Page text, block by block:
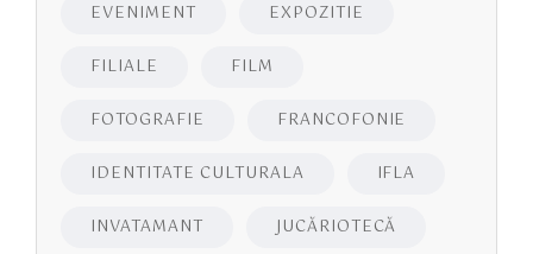
EVENIMENT EXPOZITIE
FILIALE FILM
FOTOGRAFIE FRANCOFONIE
IDENTITATE CULTURALA IFLA
INVATAMANT JUCĂRIOTECĂ